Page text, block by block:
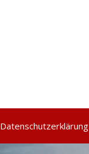
Datenschutzerklärung